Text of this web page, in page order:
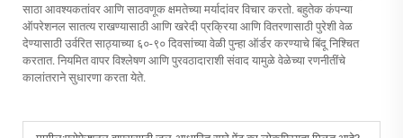
साठा आवश्यकतांवर आणि साठवणूक क्षमतेच्या मर्यादांवर विचार करतो. बहुतेक कंपन्या
ऑपरेशनल सातत्य राखण्यासाठी आणि खरेदी प्रक्रिया आणि वितरणासाठी पुरेशी वेळ
देण्यासाठी उर्वरित साठ्याच्या ६०-९० दिवसांच्या वेळी पुन्हा ऑर्डर करण्याचे बिंदू निश्चित
करतात. नियमित वापर विश्लेषण आणि पुरवठादाराशी संवाद यामुळे वेळेच्या रणनीतींचे
कालांतराने सुधारणा करता येते.